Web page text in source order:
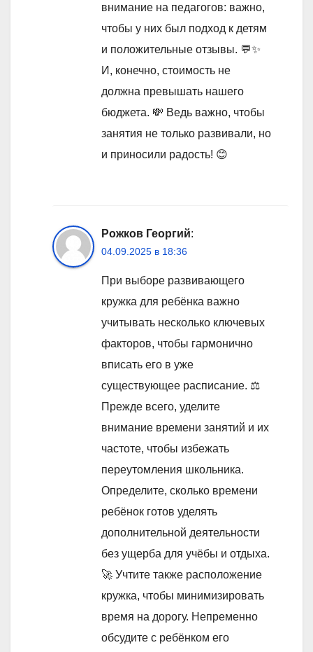
внимание на педагогов: важно,
чтобы у них был подход к детям
и положительные отзывы. 💬✨
И, конечно, стоимость не
должна превышать нашего
бюджета. 💸 Ведь важно, чтобы
занятия не только развивали, но
и приносили радость! 😊
Рожков Георгий:
04.09.2025 в 18:36
При выборе развивающего
кружка для ребёнка важно
учитывать несколько ключевых
факторов, чтобы гармонично
вписать его в уже
существующее расписание. ⚖️
Прежде всего, уделите
внимание времени занятий и их
частоте, чтобы избежать
переутомления школьника.
Определите, сколько времени
ребёнок готов уделять
дополнительной деятельности
без ущерба для учёбы и отдыха.
🚀 Учтите также расположение
кружка, чтобы минимизировать
время на дорогу. Непременно
обсудите с ребёнком его